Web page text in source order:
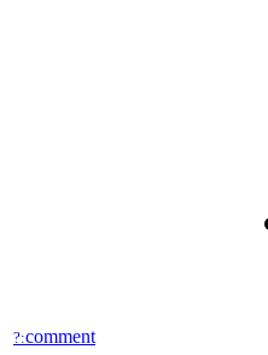
?:comment